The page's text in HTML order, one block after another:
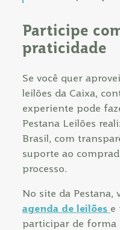
Participe
praticidade
Se você quer
leilões da Caixa,
experiente pode
Pestana Leilões
Brasil, com
suporte ao
processo.
No site da Pestana,
agenda de leilões e
participar de forma